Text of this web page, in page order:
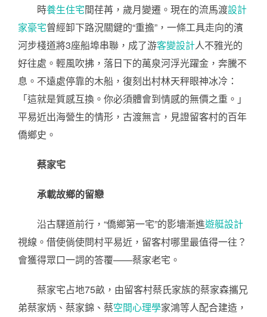
時養生住宅間荏苒，歲月變遷。現在的流馬渡設計
家豪宅曾經卸下路況關鍵的“重擔”，一條工具走向的濱
河步棧道將3座船埠串聯，成了游客變設計人不雅光的
好往處。輕風吹拂，落日下的萬泉河浮光躍金，奔騰不
息。不遠處停靠的木船，復刻出村林天秤眼神冰冷：
「這就是質感互換。你必須體會到情感的無價之重。」
平易近出海營生的情形，古渡無言，見證留客村的百年
僑鄉史。
蔡家宅
承載故鄉的留戀
沿古驛道前行，“僑鄉第一宅”的影墻漸進遊艇設計
視線。借使倘使問村平易近，留客村哪里最值得一往？
會獲得眾口一詞的答覆——蔡家老宅。
蔡家宅占地75畝，由留客村蔡氏家族的蔡家森攜兄
弟蔡家炳、蔡家錦、蔡空間心理學家鴻等人配合建造，